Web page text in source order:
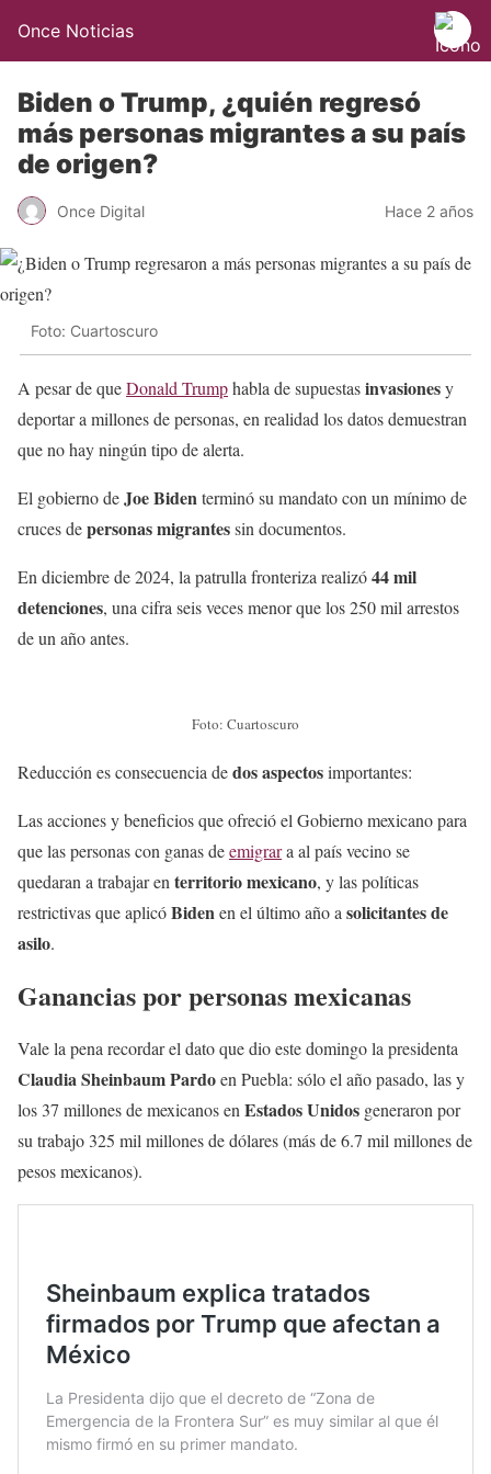
Once Noticias
Biden o Trump, ¿quién regresó
más personas migrantes a su país
de origen?
Once Digital Hace 2 años
Foto: Cuartoscuro
A pesar de queDonald Trumphabla de supuestasinvasionesy
deportar a millones de personas, en realidad los datos demuestran
que no hay ningún tipo de alerta.
El gobierno deJoe Bidenterminó su mandato con un mínimo de
cruces depersonas migrantessin documentos.
En diciembre de 2024, la patrulla fronteriza realizó44 mil
detenciones, una cifra seis veces menor que los 250 mil arrestos
de un año antes.
Foto: Cuartoscuro
Reducción es consecuencia dedos aspectosimportantes:
Las acciones y beneficios que ofreció el Gobierno mexicano para
que las personas con ganas deemigrara al país vecino se
quedaran a trabajar enterritorio mexicano, y las políticas
restrictivas que aplicóBidenen el último año asolicitantes de
asilo.
Ganancias por personas mexicanas
Vale la pena recordar el dato que dio este domingo la presidenta
Claudia Sheinbaum Pardoen Puebla: sólo el año pasado, las y
los 37 millones de mexicanos en Estados Unidos generaron por
su trabajo 325 mil millones de dólares (más de 6.7 mil millones de
pesos mexicanos).